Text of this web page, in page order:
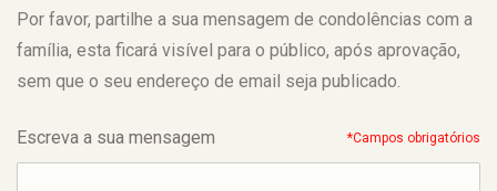
Por favor, partilhe a sua mensagem de condolências com a
família, esta ficará visível para o público, após aprovação,
sem que o seu endereço de email seja publicado.
Escreva a sua mensagem *Campos obrigatórios